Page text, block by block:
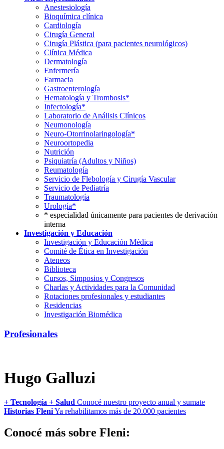
Anestesiología
Bioquímica clínica
Cardiología
Cirugía General
Cirugía Plástica (para pacientes neurológicos)
Clínica Médica
Dermatología
Enfermería
Farmacia
Gastroenterología
Hematología y Trombosis*
Infectología*
Laboratorio de Análisis Clínicos
Neumonología
Neuro-Otorrinolaringología*
Neuroortopedia
Nutrición
Psiquiatría (Adultos y Niños)
Reumatología
Servicio de Flebología y Cirugía Vascular
Servicio de Pediatría
Traumatología
Urología*
* especialidad únicamente para pacientes de derivación
interna
Investigación y Educación
Investigación y Educación Médica
Comité de Ética en Investigación
Ateneos
Biblioteca
Cursos, Simposios y Congresos
Charlas y Actividades para la Comunidad
Rotaciones profesionales y estudiantes
Residencias
Investigación Biomédica
Profesionales
Hugo Galluzi
+ Tecnología + Salud Conocé nuestro proyecto anual y sumate
Historias FleniYa rehabilitamos más de 20.000 pacientes
Conocé más sobre Fleni: